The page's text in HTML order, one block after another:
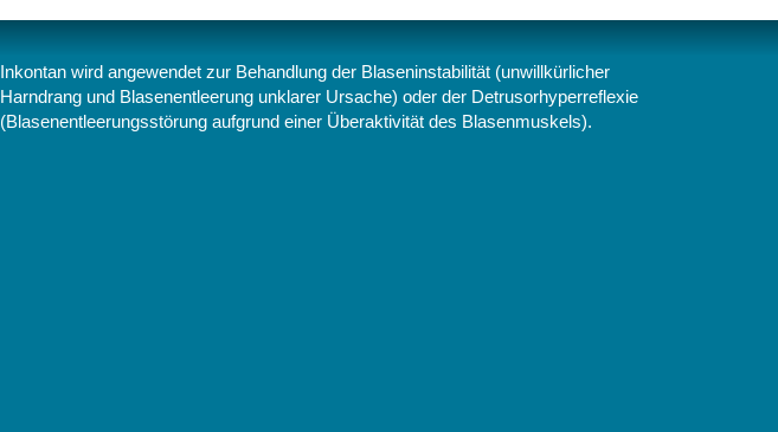
Inkontan wird angewendet zur Behandlung der Blaseninstabilität (unwillkürlicher
Harndrang und Blasenentleerung unklarer Ursache) oder der Detrusorhyperreflexie
(Blasenentleerungsstörung aufgrund einer Überaktivität des Blasenmuskels).